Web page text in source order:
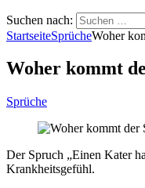
Suchen nach:
StartseiteSprücheWoher
Woher kommt
Sprüche
Der Spruch „Einen Kater
Krankheitsgefühl.